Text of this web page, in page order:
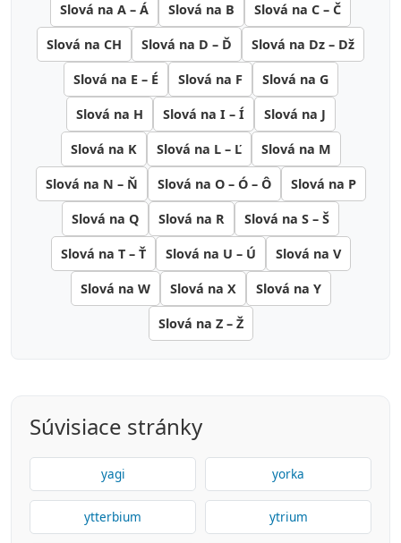
Slová na A – Á Slová na B Slová na C – Č
Slová na CH Slová na D – Ď Slová na Dz – Dž
Slová na E – É Slová na F Slová na G
Slová na H Slová na I – Í Slová na J
Slová na K Slová na L – Ľ Slová na M
Slová na N – Ň Slová na O – Ó – Ô Slová na P
Slová na Q Slová na R Slová na S – Š
Slová na T – Ť Slová na U – Ú Slová na V
Slová na W Slová na X Slová na Y
Slová na Z – Ž
Súvisiace stránky
yagi yorka
ytterbium ytrium